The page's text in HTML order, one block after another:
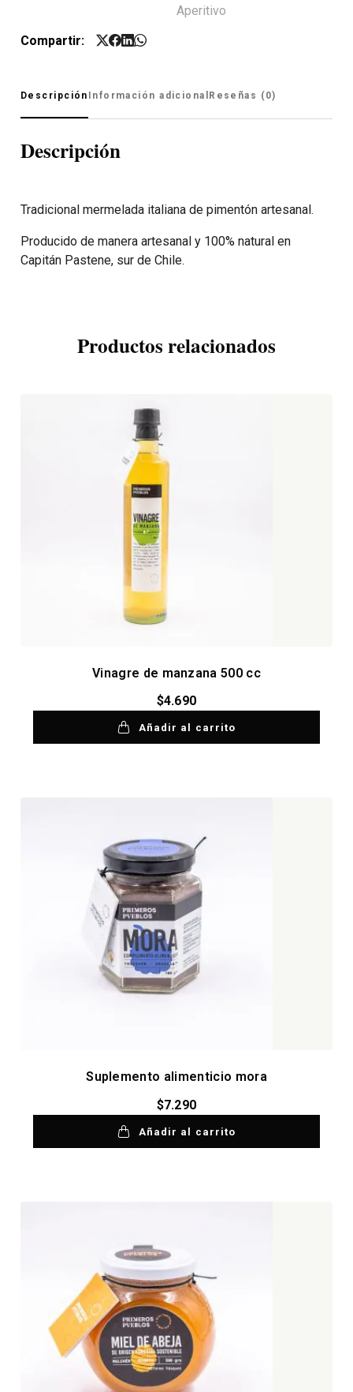
Aperitivo
Compartir:
Descripción Información adicional Reseñas (0)
Descripción
Tradicional mermelada italiana de pimentón artesanal.
Producido de manera artesanal y 100% natural en
Capitán Pastene, sur de Chile.
Productos relacionados
Vinagre de manzana 500 cc
$4.690
Añadir al carrito
Suplemento alimenticio mora
$7.290
Añadir al carrito